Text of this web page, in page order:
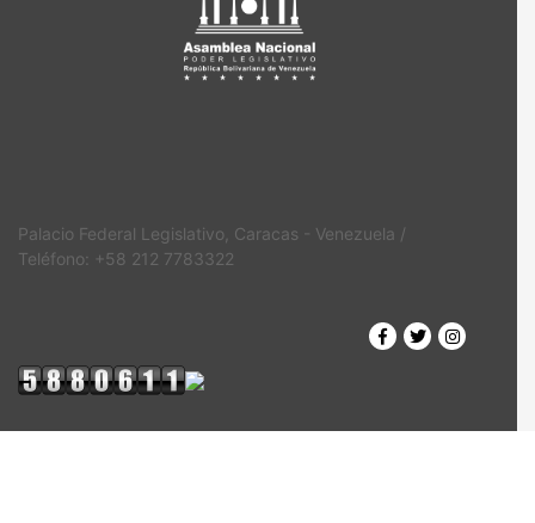
Palacio Federal Legislativo, Caracas - Venezuela /
Teléfono: +58 212 7783322